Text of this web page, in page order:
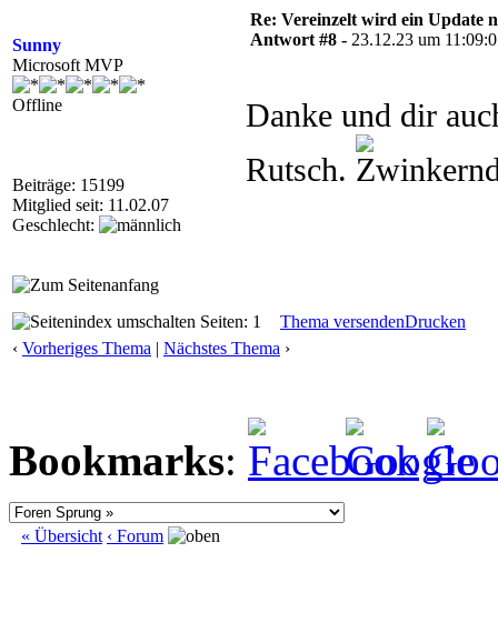
Sunny
Microsoft MVP
Offline
Beiträge: 15199
Mitglied seit: 11.02.07
Geschlecht:
Re: Vereinzelt wird ein Update
Antwort #8 - 23.12.23 um
Danke und dir
Rutsch.
Seiten: 1 Thema versendenDrucken
‹ Vorheriges Thema | Nächstes Thema ›
Bookmarks:
« Übersicht ‹ Forum